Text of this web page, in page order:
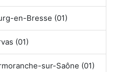
en-Bresse (01)
(01)
sur-Saône (01)